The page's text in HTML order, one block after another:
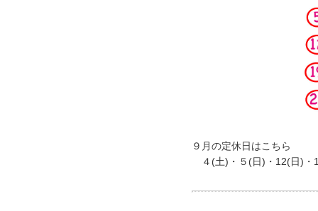
９月の定休日はこちら
４(土)・５(日)・12(日)・